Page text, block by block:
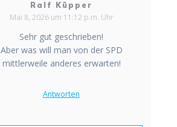
Ralf Küpper
Mai 8, 2026 um 11:12 p.m. Uhr
Sehr gut geschrieben!
Aber was will man von der SPD
mittlerweile anderes erwarten!
Antworten